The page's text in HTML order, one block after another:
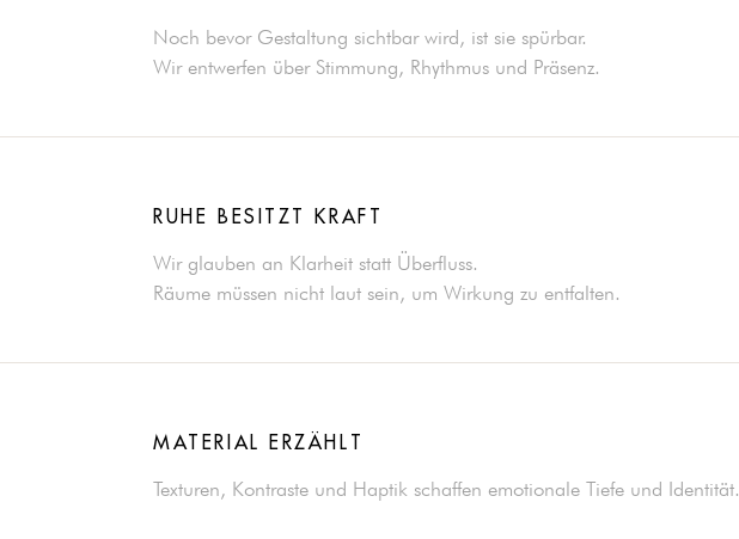
Noch bevor Gestaltung sichtbar wird, ist sie spürbar.
Wir entwerfen über Stimmung, Rhythmus und Präsenz.
RUHE BESITZT KRAFT
Wir glauben an Klarheit statt Überfluss.
Räume müssen nicht laut sein, um Wirkung zu entfalten.
MATERIAL ERZÄHLT
Texturen, Kontraste und Haptik schaffen emotionale Tiefe und Identität.